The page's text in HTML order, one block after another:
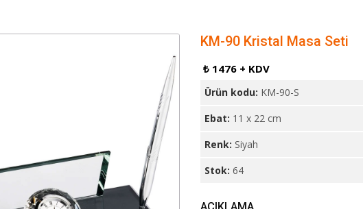
KM-90 Kristal Masa Seti
₺ 1476 + KDV
Ürün kodu: KM-90-S
Ebat: 11 x 22 cm
Renk: Siyah
Stok:64